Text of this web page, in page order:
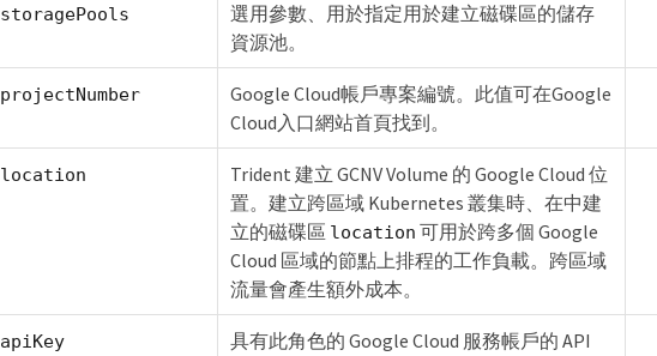
storagePools
選用參數、用於指定用於建立磁碟區的儲存
資源池。
projectNumber
Google Cloud帳戶專案編號。此值可在Google
Cloud入口網站首頁找到。
location
Trident 建立 GCNV Volume 的 Google Cloud 位
置。建立跨區域 Kubernetes 叢集時、在中建
立的磁碟區 location 可用於跨多個 Google
Cloud 區域的節點上排程的工作負載。跨區域
流量會產生額外成本。
apiKey
具有此角色的 Google Cloud 服務帳戶的 API